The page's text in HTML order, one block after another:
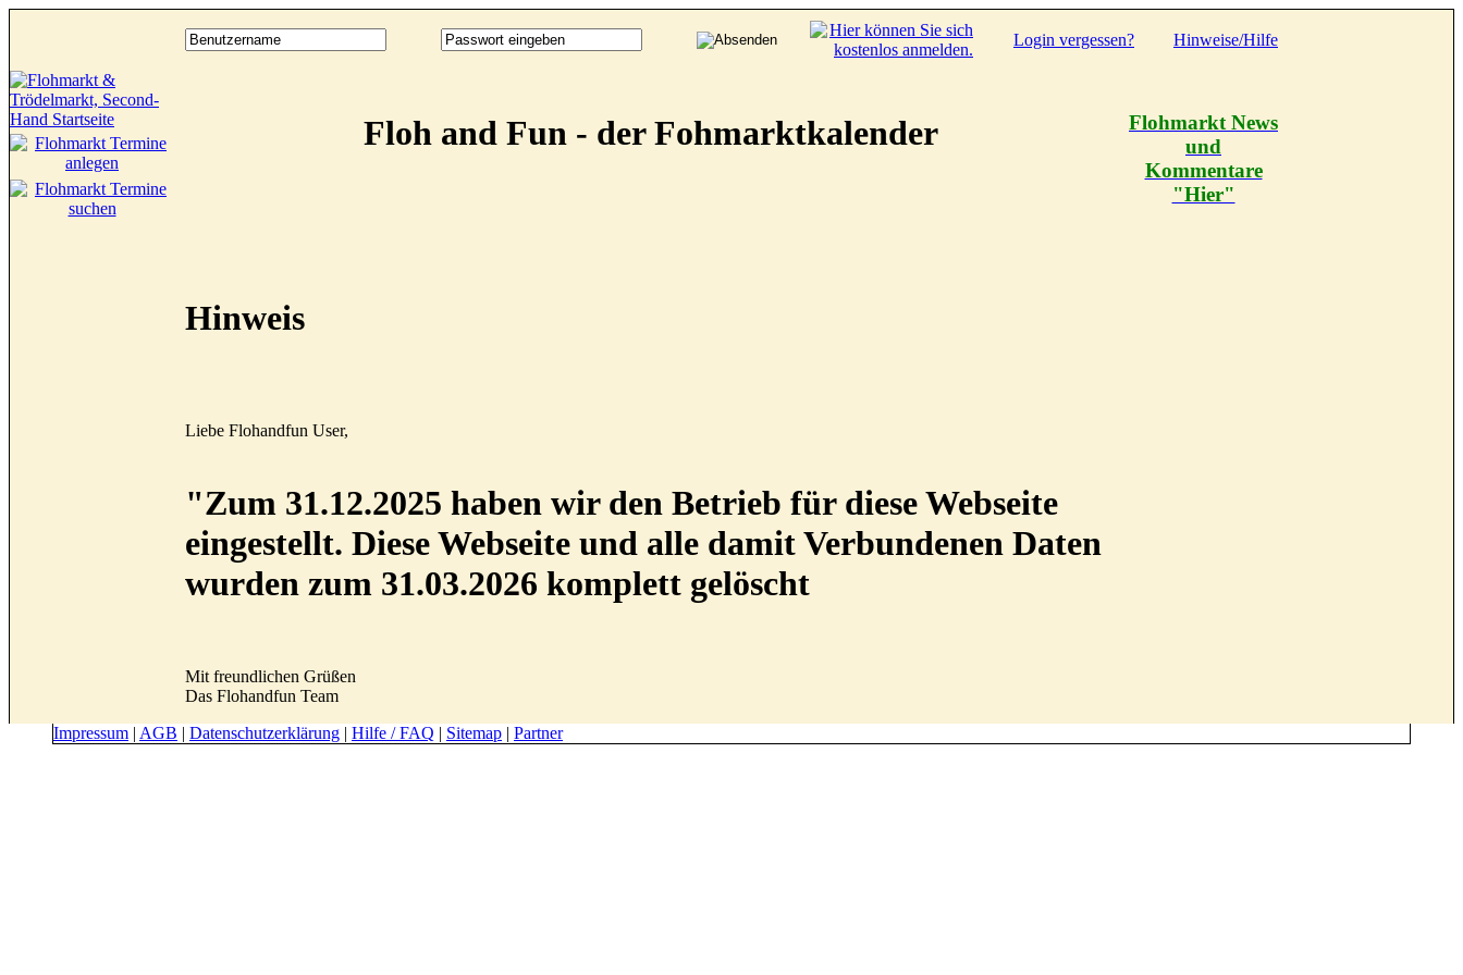
Login vergessen? Hinweise/Hilfe
Floh and Fun - der Fohmarktkalender
Hinweis
Liebe Flohandfun User,
"Zum 31.12.2025 haben wir den Betrieb für diese Webseite
eingestellt. Diese Webseite und alle damit Verbundenen Daten
wurden zum 31.03.2026 komplett gelöscht
Mit freundlichen Grüßen
Das Flohandfun Team
Flohmarkt News
und
Kommentare
"Hier"
Impressum | AGB | Datenschutzerklärung | Hilfe / FAQ | Sitemap | Partner